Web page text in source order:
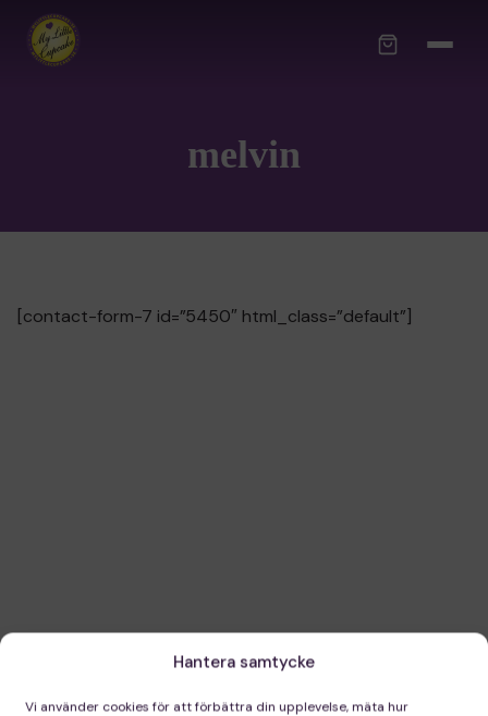
Hantera samtycke
Vi använder cookies för att förbättra din upplevelse, mäta hur
melvin
[contact-form-7 id=”5450″ html_class=”default”]